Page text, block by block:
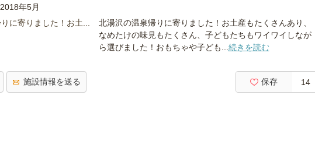
2018年5月
北湯沢の温泉帰りに寄りました！お土産もたくさんあり、
なめたけの味見もたくさん、子どもたちもワイワイしなが
ら選びました！おもちゃや子ども... 続きを読む
施設情報を送る 保存 14